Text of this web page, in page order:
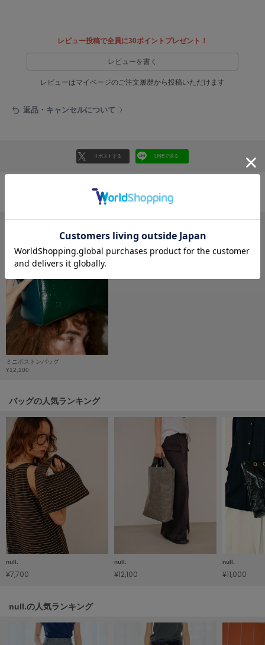
emmi atelier
エミ アトリエ
エミヨガ
FRAY I.D
フレイアイディー
FURFUR
ファーファー
gelato pique
ジェラート ピケ
ジェラート ピケ スリープ
GRAMICCI
グラミチ
Henon.
へノン
HUNTER
ハンター
ホカ オネオネ
レビュー投稿で全員に30ポイントプレゼント！
レビューを書く
レビューはマイページのご注文履歴から投稿いただけます
返品・キャンセルについて
リポストする LINEで送る
ミニボストンバッグ
¥12,100
バッグの人気ランキング
null.
¥7,700
null.
¥12,100
null.
¥11,000
null.の人気ランキング